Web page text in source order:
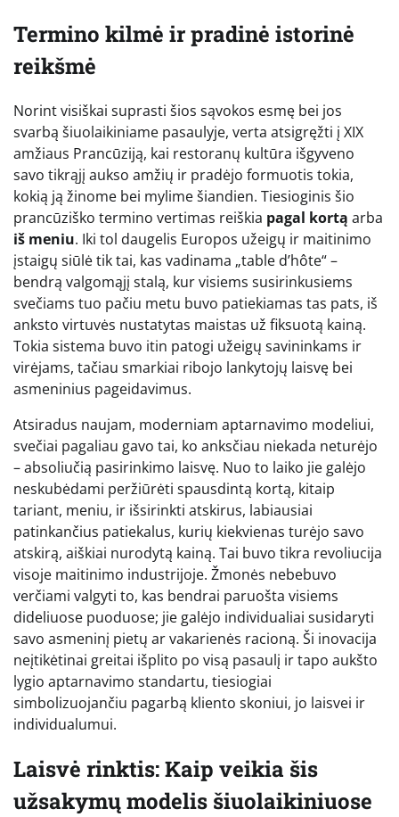
Termino kilmė ir pradinė istorinė
reikšmė
Norint visiškai suprasti šios sąvokos esmę bei jos
svarbą šiuolaikiniame pasaulyje, verta atsigręžti į XIX
amžiaus Prancūziją, kai restoranų kultūra išgyveno
savo tikrąjį aukso amžių ir pradėjo formuotis tokia,
kokią ją žinome bei mylime šiandien. Tiesioginis šio
prancūziško termino vertimas reiškia pagal kortą arba
iš meniu. Iki tol daugelis Europos užeigų ir maitinimo
įstaigų siūlė tik tai, kas vadinama „table d’hôte“ –
bendrą valgomąjį stalą, kur visiems susirinkusiems
svečiams tuo pačiu metu buvo patiekiamas tas pats, iš
anksto virtuvės nustatytas maistas už fiksuotą kainą.
Tokia sistema buvo itin patogi užeigų savininkams ir
virėjams, tačiau smarkiai ribojo lankytojų laisvę bei
asmeninius pageidavimus.
Atsiradus naujam, moderniam aptarnavimo modeliui,
svečiai pagaliau gavo tai, ko anksčiau niekada neturėjo
– absoliučią pasirinkimo laisvę. Nuo to laiko jie galėjo
neskubėdami peržiūrėti spausdintą kortą, kitaip
tariant, meniu, ir išsirinkti atskirus, labiausiai
patinkančius patiekalus, kurių kiekvienas turėjo savo
atskirą, aiškiai nurodytą kainą. Tai buvo tikra revoliucija
visoje maitinimo industrijoje. Žmonės nebebuvo
verčiami valgyti to, kas bendrai paruošta visiems
dideliuose puoduose; jie galėjo individualiai susidaryti
savo asmeninį pietų ar vakarienės racioną. Ši inovacija
neįtikėtinai greitai išplito po visą pasaulį ir tapo aukšto
lygio aptarnavimo standartu, tiesiogiai
simbolizuojančiu pagarbą kliento skoniui, jo laisvei ir
individualumui.
Laisvė rinktis: Kaip veikia šis
užsakymų modelis šiuolaikiniuose